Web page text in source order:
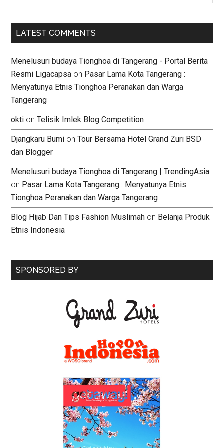
LATEST COMMENTS
Menelusuri budaya Tionghoa di Tangerang - Portal Berita
Resmi Ligacapsa on Pasar Lama Kota Tangerang :
Menyatunya Etnis Tionghoa Peranakan dan Warga
Tangerang
okti onTelisik Imlek Blog Competition
Djangkaru Bumi onTour Bersama Hotel Grand Zuri BSD
dan Blogger
Menelusuri budaya Tionghoa di Tangerang | TrendingAsia
on Pasar Lama Kota Tangerang : Menyatunya Etnis
Tionghoa Peranakan dan Warga Tangerang
Blog Hijab Dan Tips Fashion Muslimah on Belanja Produk
Etnis Indonesia
SPONSORED BY